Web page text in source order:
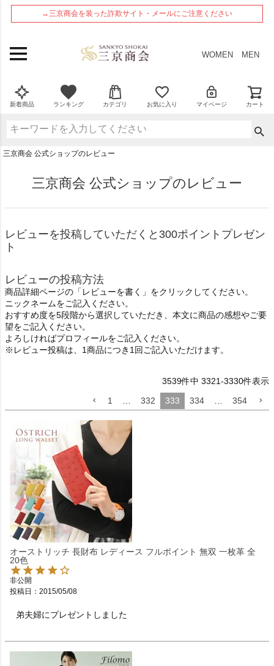
→三京商会を装った詐欺サイト・メールにご注意ください
WOMEN MEN
新着商品 ランキング カテゴリ お気に入り マイページ カート
三京商会 公式ショップのレビュー
三京商会 公式ショップのレビュー
レビューを投稿していただくと300ポイントプレゼン
ト
レビューの投稿方法
商品詳細ページの「レビューを書く」をクリックしてください。
ニックネームをご記入ください。
おすすめ度を5段階から選択していただき、本文に商品の感想やご要
望をご記入ください。
よろしければプロフィールをご記入ください。
※レビュー投稿は、1商品につき1回ご記入いただけます。
3539件中 3321-3330件表示
1
332 333 334 354
オーストリッチ 長財布 レディース フルポイント 無双 一枚革 全
20色
非公開
投稿日
2015/05/08
弟夫婦にプレゼントしました
ペー